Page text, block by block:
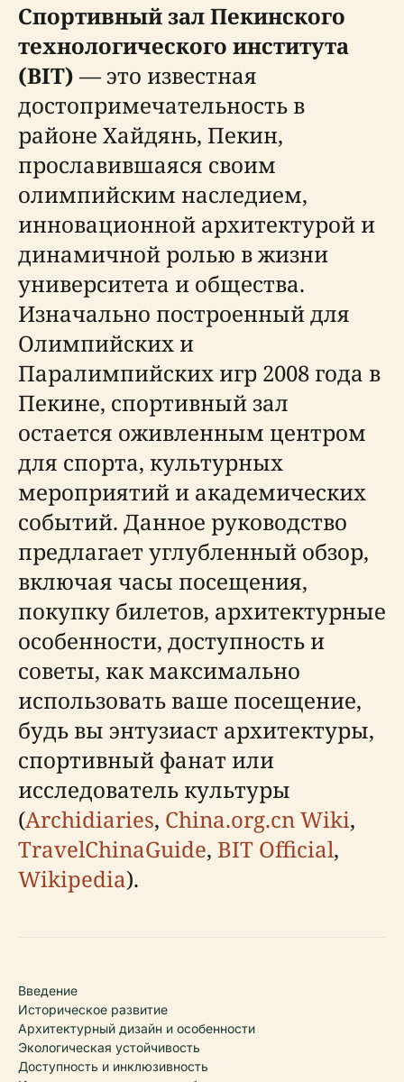
Спортивный зал Пекинского
технологического института
(BIT)— это известная
достопримечательность в
районе Хайдянь, Пекин,
прославившаяся своим
олимпийским наследием,
инновационной архитектурой и
динамичной ролью в жизни
университета и общества.
Изначально построенный для
Олимпийских и
Паралимпийских игр 2008 года в
Пекине, спортивный зал
остается оживленным центром
для спорта, культурных
мероприятий и академических
событий. Данное руководство
предлагает углубленный обзор,
включая часы посещения,
покупку билетов, архитектурные
особенности, доступность и
советы, как максимально
использовать ваше посещение,
будь вы энтузиаст архитектуры,
спортивный фанат или
исследователь культуры
(Archidiaries, China.org.cn Wiki,
TravelChinaGuide, BIT Official,
Wikipedia).
Введение
Историческое развитие
Архитектурный дизайн и особенности
Экологическая устойчивость
Доступность и инклюзивность